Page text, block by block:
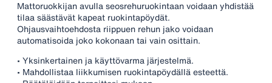
Mattoruokkijan avulla seosrehuruokintaan voidaan yhdistää
tilaa säästävät kapeat ruokintapöydät.
Ohjausvaihtoehdosta riippuen rehun jako voidaan
automatisoida joko kokonaan tai vain osittain.
• Yksinkertainen ja käyttövarma järjestelmä.
• Mahdollistaa liikkumisen ruokintapöydällä esteettä.